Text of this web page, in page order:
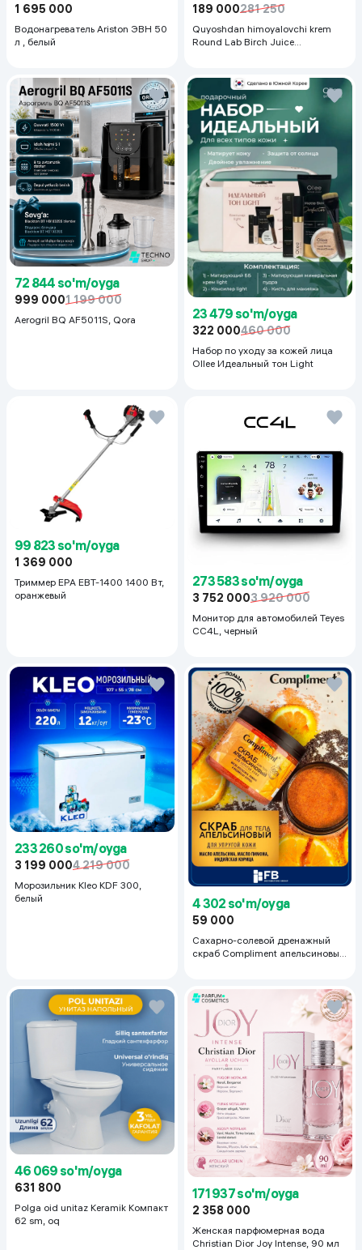
1 695 000
Водонагреватель Ariston ЭВН 50
л , белый
189 000281 250
Quyoshdan himoyalovchi krem
Round Lab Birch Juice
72 844 so'm/oyga
999 0001 199 000
Aerogril BQ AF5011S, Qora 23 479 so'm/oyga
322 000460 000
Набор по уходу за кожей лица
Ollee Идеальный тон Light
99 823 so'm/oyga
1 369 000
Триммер EPA EBT-1400 1400 Вт,
оранжевый
273 583 so'm/oyga
3 752 0003 920 000
Монитор для автомобилей Teyes
CC4L, черный
233 260 so'm/oyga
3 199 0004 219 000
Морозильник Kleo KDF 300,
белый
4 302 so'm/oyga
59 000
Сахарно-солевой дренажный
скраб Compliment апельсиновый
46 069 so'm/oyga
631 800
Polga oid unitaz Keramik Компакт
62 sm, oq
171 937 so'm/oyga
2 358 000
Женская парфюмерная вода
Christian Dior Joy Intense, 90 мл